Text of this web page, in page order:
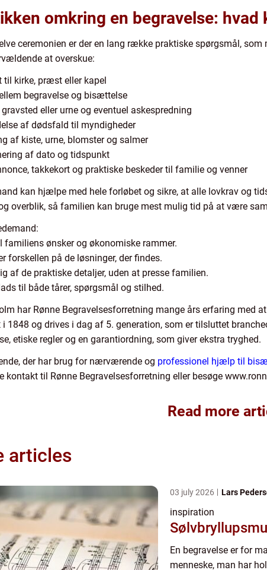
omkring en begravelse:
ceremonien er der en lang række praktiske spørgsmål,
at overskue:
til kirke, præst eller kapel
begravelse og bisættelse
eller urne og eventuel askespredning
af dødsfald til myndigheder
af kiste, urne, blomster og salmer
af dato og tidspunkt
takkekort og praktiske beskeder til familie og venner
kan hjælpe med hele forløbet og sikre, at alle lovkrav og
overblik, så familien kan bruge mest mulig tid på at være
familiens ønsker og økonomiske rammer.
forskellen på de løsninger, der findes.
af de praktiske detaljer, uden at presse familien.
til både tårer, spørgsmål og stilhed.
har Rønne Begravelsesforretning mange års erfaring
1848 og drives i dag af 5. generation, som er tilsluttet
etiske regler og en garantiordning, som giver ekstra tryghed.
der har brug for nærværende og professionel hjælp til
kontakt til Rønne Begravelsesforretning eller besøge
Read more
articles
03 july 2026 Lars
inspiration
En begravelse er for
menneske, man har